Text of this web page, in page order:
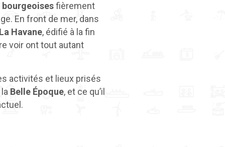
fièrement
En front de mer, dans
Havane, édifié à la fin
voir ont tout autant
activités et lieux prisés
Belle Époque, et ce qu’il